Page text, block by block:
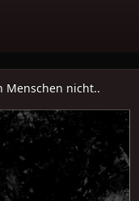
Menschen nicht..